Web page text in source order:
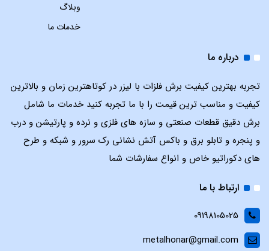
وبلاگ
خدمات ما
درباره ما
تجربه بهترین کیفیت برش فلزات با لیزر در کوتاهترین زمان و بالاترین
کیفیت و مناسب ترین قیمت را با ما تجربه کنید خدمات ما شامل
برش دقیق قطعات صنعتی و سازه های فلزی و نرده و پارتیشن و درب
و پنجره و تابلو برق و باکس آتش نشانی رک سرور و شبکه و طرح
های دکوراتیو خاص و انواع سفارشات شما
ارتباط با ما
09198105025
metalhonar@gmail.com